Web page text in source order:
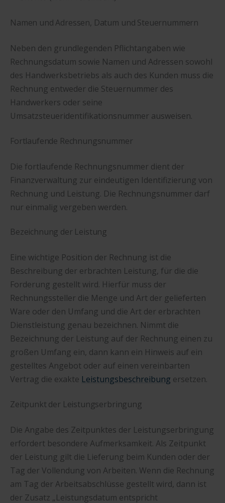
Namen und Adressen, Datum und Steuernummern
Neben den grundlegenden Pflichtangaben wie
Rechnungsdatum sowie Namen und Adressen sowohl
des Handwerksbetriebs als auch des Kunden muss die
Rechnung entweder die Steuernummer des
Handwerkers oder seine
Umsatzsteueridentifikationsnummer ausweisen.
Fortlaufende Rechnungsnummer
Die fortlaufende Rechnungsnummer dient der
Finanzverwaltung zur eindeutigen Identifizierung von
Rechnung und Leistung. Die Rechnungsnummer darf
nur einmalig vergeben werden.
Bezeichnung der Leistung
Eine wichtige Position der Rechnung ist die
Beschreibung der erbrachten Leistung, für die die
Forderung gestellt wird. Hierfür muss der
Rechnungssteller die Menge und Art der gelieferten
Ware oder den Umfang und die Art der erbrachten
Dienstleistung genau bezeichnen. Nimmt die
Bezeichnung der Leistung auf der Rechnung einen zu
großen Umfang ein, dann kann ein Hinweis auf ein
gestelltes Angebot oder auf einen vereinbarten
Vertrag die exakte Leistungsbeschreibung ersetzen.
Zeitpunkt der Leistungserbringung
Die Angabe des Zeitpunktes der Leistungserbringung
erfordert besondere Aufmerksamkeit. Als Zeitpunkt
der Leistung gilt die Lieferung beim Kunden oder der
Tag der Vollendung von Arbeiten. Wenn die Rechnung
am Tag der Arbeitsabschlüsse gestellt wird, dann ist
der Zusatz „Leistungsdatum entspricht